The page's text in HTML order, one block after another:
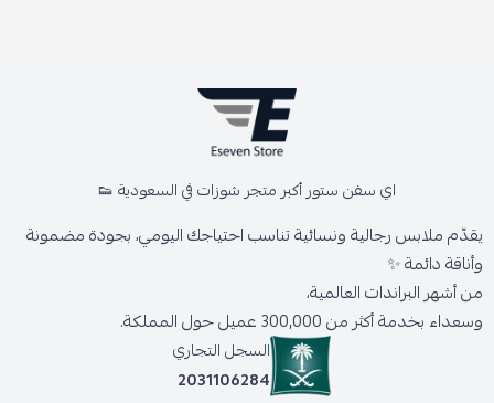
اي سفن ستور أكبر متجر شوزات في السعودية 👟
يقدّم ملابس رجالية ونسائية تناسب احتياجك اليومي، بجودة مضمونة
وأناقة دائمة ✨
من أشهر البراندات العالمية،
وسعداء بخدمة أكثر من 300,000 عميل حول المملكة.
السجل التجاري
2031106284